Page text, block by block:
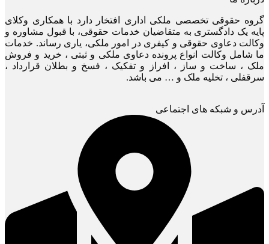
گروه حقوقی تخصصی ملکی اداری افتخار دارد با همکاری وکلای
پایه یک دادگستری به متقاضیان خدمات حقوقی، با قبول مشاوره و
وکالت دعاوی حقوقی و کیفری در امور ملکی، یاری رساند. خدمات
ما شامل وکالت انواع پرونده دعاوی ملکی و ثبتی ، خرید و فروش
ملک ، ساخت و ساز ، افراز و تفکیک ، فسخ و بطلان قرارداد ،
سرقفلی ، تخلیه ملک و … می باشد.
آدرس و شبکه های اجتماعی